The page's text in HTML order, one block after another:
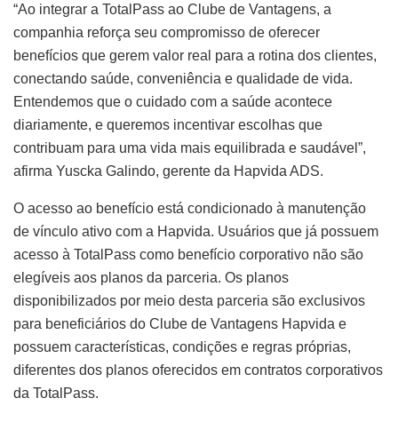
“Ao integrar a TotalPass ao Clube de Vantagens, a
companhia reforça seu compromisso de oferecer
benefícios que gerem valor real para a rotina dos clientes,
conectando saúde, conveniência e qualidade de vida.
Entendemos que o cuidado com a saúde acontece
diariamente, e queremos incentivar escolhas que
contribuam para uma vida mais equilibrada e saudável”,
afirma Yuscka Galindo, gerente da Hapvida ADS.
O acesso ao benefício está condicionado à manutenção
de vínculo ativo com a Hapvida. Usuários que já possuem
acesso à TotalPass como benefício corporativo não são
elegíveis aos planos da parceria. Os planos
disponibilizados por meio desta parceria são exclusivos
para beneficiários do Clube de Vantagens Hapvida e
possuem características, condições e regras próprias,
diferentes dos planos oferecidos em contratos corporativos
da TotalPass.